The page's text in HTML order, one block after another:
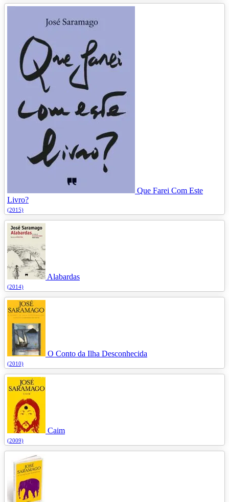
Que Farei Com Este
Livro?
(2015)
Alabardas
(2014)
O Conto da Ilha Desconhecida
(2010)
Caim
(2009)